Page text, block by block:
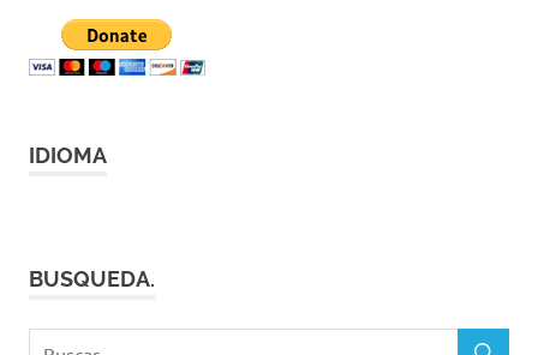
IDIOMA
BUSQUEDA.